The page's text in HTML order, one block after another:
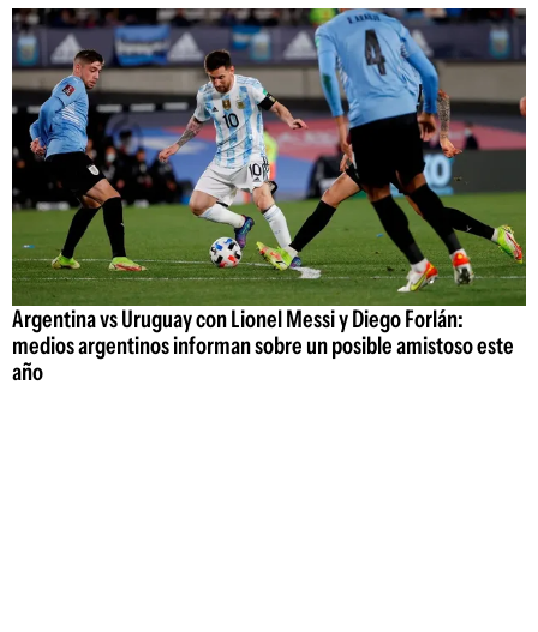
Argentina vs Uruguay con Lionel Messi y Diego Forlán:
medios argentinos informan sobre un posible amistoso este
año